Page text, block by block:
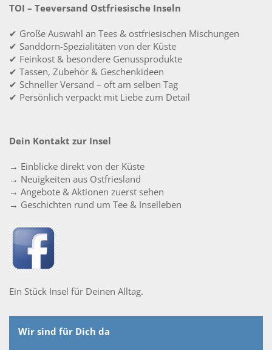
TOI – Teeversand Ostfriesische Inseln
✔ Große Auswahl an Tees & ostfriesischen Mischungen
✔ Sanddorn-Spezialitäten von der Küste
✔ Feinkost & besondere Genussprodukte
✔ Tassen, Zubehör & Geschenkideen
✔ Schneller Versand – oft am selben Tag
✔ Persönlich verpackt mit Liebe zum Detail
Dein Kontakt zur Insel
→ Einblicke direkt von der Küste
→ Neuigkeiten aus Ostfriesland
→ Angebote & Aktionen zuerst sehen
→ Geschichten rund um Tee & Inselleben
Ein Stück Insel für Deinen Alltag.
Wir sind für Dich da